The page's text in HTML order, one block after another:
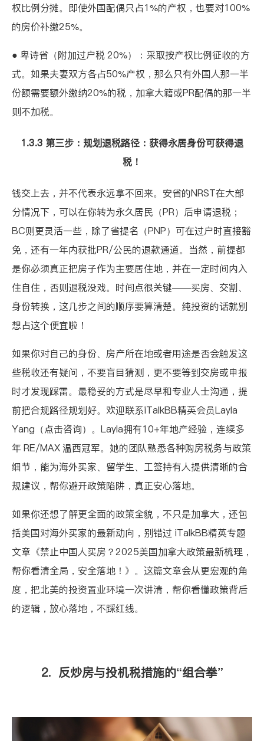
权比例分摊。即使外国配偶只占1%的产权，也要对100%
的房价补缴25%。
● 卑诗省（附加过户税 20%）：采取按产权比例征收的方
式。如果夫妻双方各占50%产权，那么只有外国人那一半
份额需要额外缴纳20%的税，加拿大籍或PR配偶的那一半
则不加税。
1.3.3 第三步：规划退税路径：获得永居身份可获得退
税！
钱交上去，并不代表永远拿不回来。安省的NRST在大部
分情况下，可以在你转为永久居民（PR）后申请退税；
BC则更灵活一些，除了省提名（PNP）可在过户时直接豁
免，还有一年内获批PR/公民的退款通道。当然，前提都
是你必须真正把房子作为主要居住地，并在一定时间内入
住自住，否则退税没戏。时间点很关键——买房、交割、
身份转换，这几步之间的顺序要算清楚。纯投资的话就别
想占这个便宜啦！
如果你对自己的身份、房产所在地或者用途是否会触发这
些税收还有疑问，不要盲目猜测，更不要等到交房或申报
时才发现踩雷。最稳妥的方式是尽早和专业人士沟通，提
前把合规路径规划好。欢迎联系iTalkBB精英会员Layla
Yang（点击咨询） 。Layla拥有10+年地产经验，连续多
年 RE/MAX 温西冠军。她的团队熟悉各种购房税务与政策
细节，能为海外买家、留学生、工签持有人提供清晰的合
规建议，帮你避开政策陷阱，真正安心落地。
如果你还想了解更全面的政策全貌，不只是加拿大，还包
括美国对海外买家的最新动向，别错过 iTalkBB精英专题
文章 《禁止中国人买房？2025美国加拿大政策最新梳理，
帮你看清全局，安全落地！》 。这篇文章会从更宏观的角
度，把北美的投资置业环境一次讲清，帮你看懂政策背后
的逻辑，放心落地，不踩红线。
2. 反炒房与投机税措施的“组合拳”